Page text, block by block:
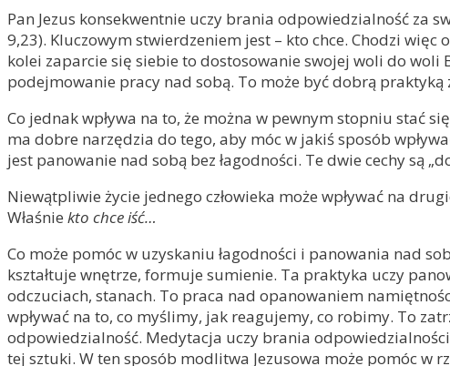
Pan Jezus konsekwentnie uczy brania odpowiedzialność za
9,23). Kluczowym stwierdzeniem jest – kto chce. Chodzi
kolei zaparcie się siebie to dostosowanie swojej woli do woli
podejmowanie pracy nad sobą. To może być dobrą praktyką
Co jednak wpływa na to, że można w pewnym stopniu stać
ma dobre narzędzia do tego, aby móc w jakiś sposób
jest panowanie nad sobą bez łagodności. Te dwie cechy są
Niewątpliwie życie jednego człowieka może wpływać na
Właśnie kto chce iść…
Co może pomóc w uzyskaniu łagodności i panowania nad
kształtuje wnętrze, formuje sumienie. Ta praktyka uczy
odczuciach, stanach. To praca nad opanowaniem
wpływać na to, co myślimy, jak reagujemy, co robimy. To
odpowiedzialność. Medytacja uczy brania
tej sztuki. W ten sposób modlitwa Jezusowa może pomóc w